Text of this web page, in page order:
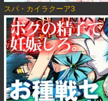
スパ・カイラクーア3